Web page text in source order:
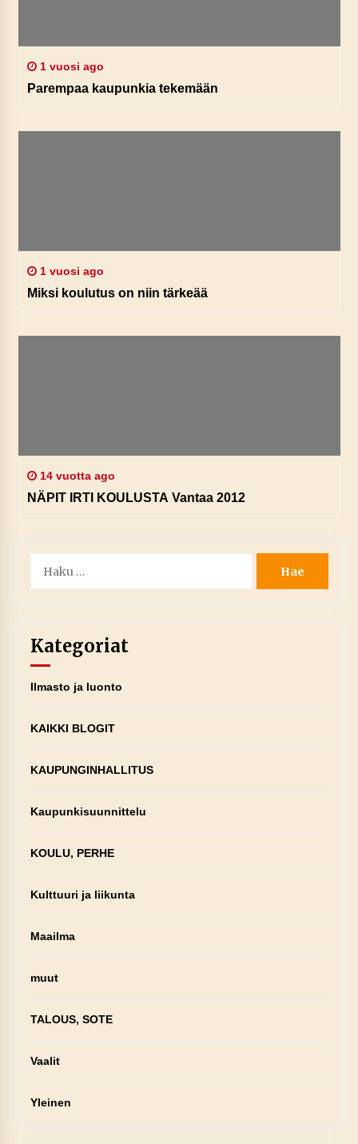
1 vuosi ago
Parempaa kaupunkia tekemään
1 vuosi ago
Miksi koulutus on niin tärkeää
14 vuotta ago
NÄPIT IRTI KOULUSTA Vantaa 2012
Kategoriat
Ilmasto ja luonto
KAIKKI BLOGIT
KAUPUNGINHALLITUS
Kaupunkisuunnittelu
KOULU, PERHE
Kulttuuri ja liikunta
Maailma
muut
TALOUS, SOTE
Vaalit
Yleinen